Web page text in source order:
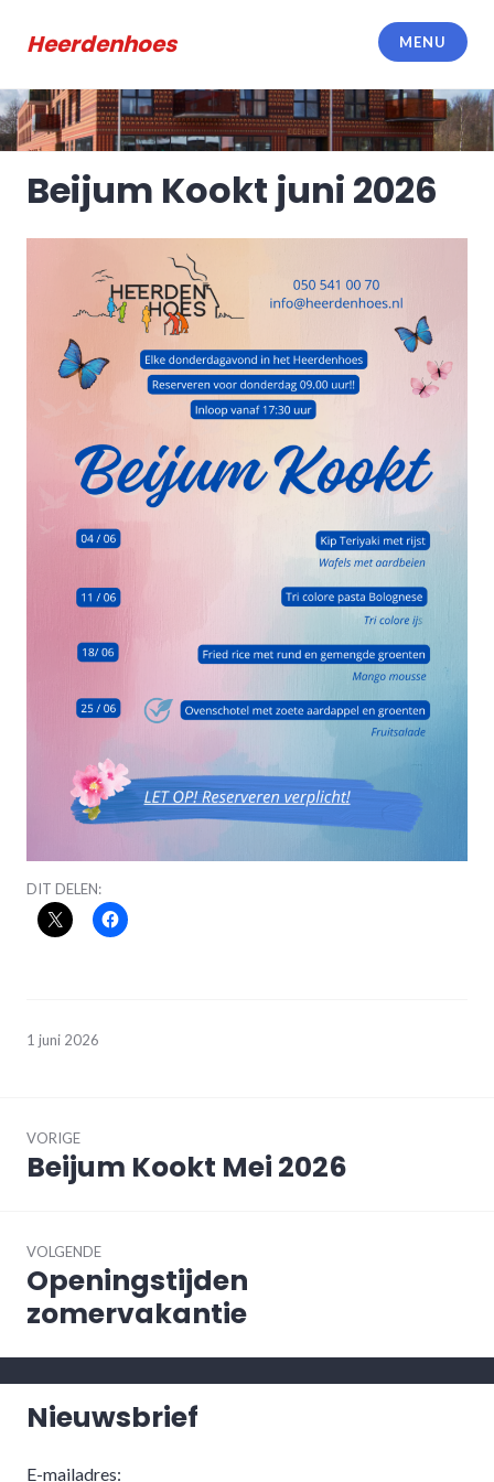
naar
inhoud
Heerdenhoes MENU
Beijum Kookt juni 2026
DIT DELEN:
1 juni 2026
navigatie
VORIGE
Vorig
bericht:
Beijum Kookt Mei 2026
VOLGENDE
Volgend
bericht:
Openingstijden
zomervakantie
Nieuwsbrief
E-mailadres: